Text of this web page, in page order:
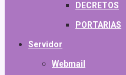
DECRETOS
PORTARIAS
Servidor
Webmail